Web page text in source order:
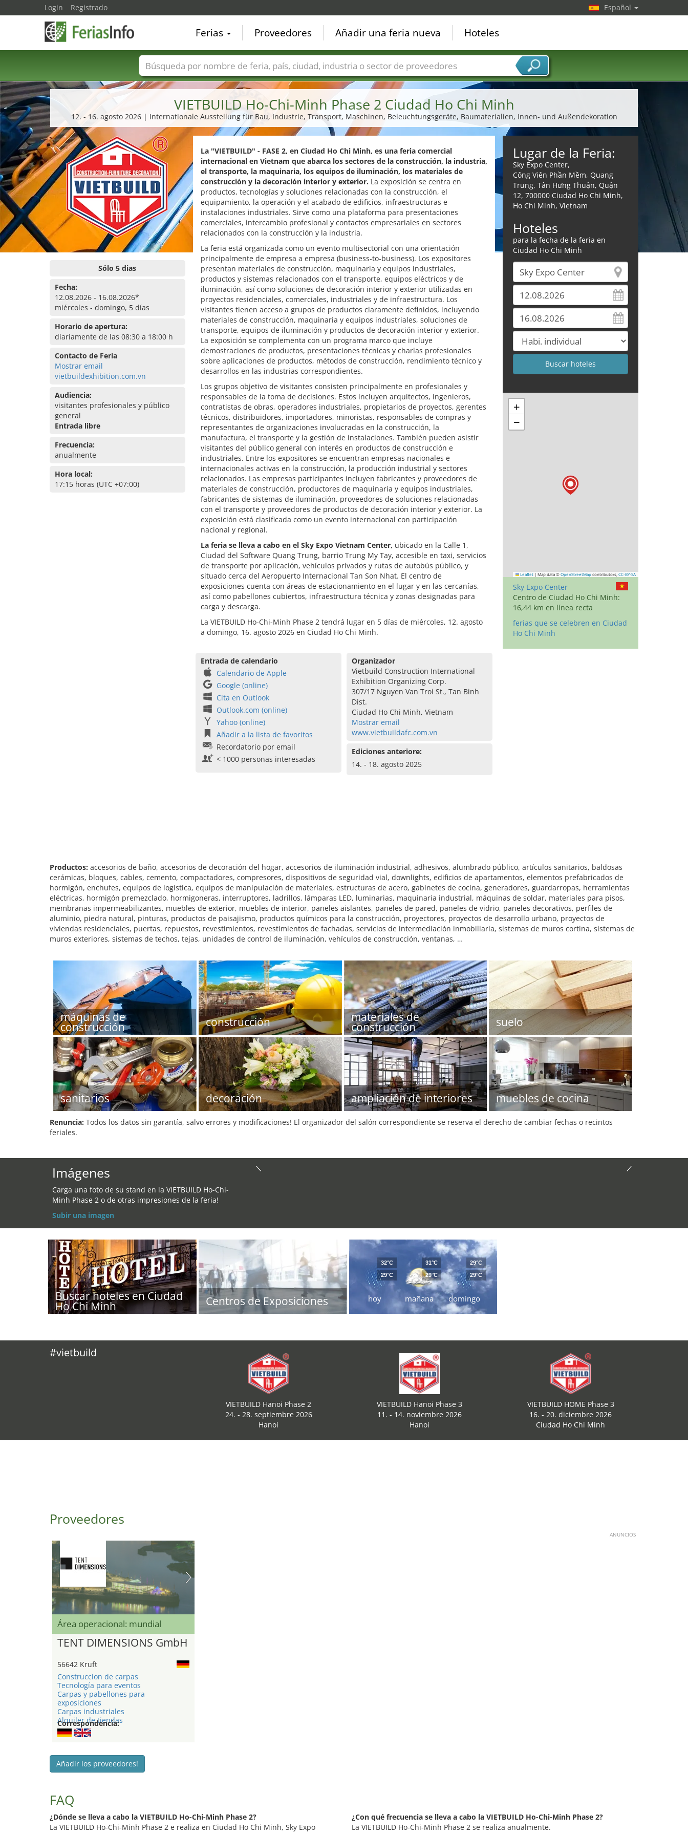
VIETBUILD Ho-Chi-Minh Phase 2 Ciudad Ho Chi Minh
12. - 16. agosto 2026 | Internationale Ausstellung für Bau, Industrie, Transport, Maschinen, Beleuchtungsgeräte, Baumaterialien, Innen- und Außendekoration
Sólo 5 dias
Fecha:
12.08.2026 - 16.08.2026*
miércoles - domingo, 5 días
Horario de apertura:
diariamente de las 08:30 a 18:00 h
Contacto de Feria
Mostrar email
vietbuildexhibition.com.vn
Audiencia:
visitantes profesionales y público
general
Entrada libre
Frecuencia:
anualmente
Hora local:
17:15 horas (UTC +07:00)
La "VIETBUILD" - FASE 2, en Ciudad Ho Chi Minh, es una feria comercial
internacional en Vietnam que abarca los sectores de la construcción, la industria,
el transporte, la maquinaria, los equipos de iluminación, los materiales de
construcción y la decoración interior y exterior. La exposición se centra en
productos, tecnologías y soluciones relacionadas con la construcción, el
equipamiento, la operación y el acabado de edificios, infraestructuras e
instalaciones industriales. Sirve como una plataforma para presentaciones
comerciales, intercambio profesional y contactos empresariales en sectores
relacionados con la construcción y la industria.
La feria está organizada como un evento multisectorial con una orientación
principalmente de empresa a empresa (business-to-business). Los expositores
presentan materiales de construcción, maquinaria y equipos industriales,
productos y sistemas relacionados con el transporte, equipos eléctricos y de
iluminación, así como soluciones de decoración interior y exterior utilizadas en
proyectos residenciales, comerciales, industriales y de infraestructura. Los
visitantes tienen acceso a grupos de productos claramente definidos, incluyendo
materiales de construcción, maquinaria y equipos industriales, soluciones de
transporte, equipos de iluminación y productos de decoración interior y exterior.
La exposición se complementa con un programa marco que incluye
demostraciones de productos, presentaciones técnicas y charlas profesionales
sobre aplicaciones de productos, métodos de construcción, rendimiento técnico y
desarrollos en las industrias correspondientes.
Los grupos objetivo de visitantes consisten principalmente en profesionales y
responsables de la toma de decisiones. Estos incluyen arquitectos, ingenieros,
contratistas de obras, operadores industriales, propietarios de proyectos, gerentes
técnicos, distribuidores, importadores, minoristas, responsables de compras y
representantes de organizaciones involucradas en la construcción, la
manufactura, el transporte y la gestión de instalaciones. También pueden asistir
visitantes del público general con interés en productos de construcción e
industriales. Entre los expositores se encuentran empresas nacionales e
internacionales activas en la construcción, la producción industrial y sectores
relacionados. Las empresas participantes incluyen fabricantes y proveedores de
materiales de construcción, productores de maquinaria y equipos industriales,
fabricantes de sistemas de iluminación, proveedores de soluciones relacionadas
con el transporte y proveedores de productos de decoración interior y exterior. La
exposición está clasificada como un evento internacional con participación
nacional y regional.
La feria se lleva a cabo en el Sky Expo Vietnam Center, ubicado en la Calle 1,
Ciudad del Software Quang Trung, barrio Trung My Tay, accesible en taxi, servicios
de transporte por aplicación, vehículos privados y rutas de autobús público, y
situado cerca del Aeropuerto Internacional Tan Son Nhat. El centro de
exposiciones cuenta con áreas de estacionamiento en el lugar y en las cercanías,
así como pabellones cubiertos, infraestructura técnica y zonas designadas para
carga y descarga.
La VIETBUILD Ho-Chi-Minh Phase 2 tendrá lugar en 5 días de miércoles, 12. agosto
a domingo, 16. agosto 2026 en Ciudad Ho Chi Minh.
Entrada de calendario
Calendario de Apple
Google (online)
Cita en Outlook
Outlook.com (online)
Yahoo (online)
Añadir a la lista de favoritos
Recordatorio por email
< 1000 personas interesadas
Organizador
Vietbuild Construction International
Exhibition Organizing Corp.
307/17 Nguyen Van Troi St., Tan Binh
Dist.
Ciudad Ho Chi Minh, Vietnam
Mostrar email
www.vietbuildafc.com.vn
Ediciones anteriore:
14. - 18. agosto 2025
Lugar de la Feria:
Sky Expo Center,
Công Viên Phần Mềm, Quang
Trung, Tân Hưng Thuận, Quận
12, 700000 Ciudad Ho Chi Minh,
Ho Chi Minh, Vietnam
Hoteles
para la fecha de la feria en
Ciudad Ho Chi Minh
+
−
Leaflet | Map data © OpenStreetMap contributors, CC-BY-SA
Sky Expo Center
Centro de Ciudad Ho Chi Minh:
16,44 km en línea recta
ferias que se celebren en Ciudad
Ho Chi Minh
Productos: accesorios de baño, accesorios de decoración del hogar, accesorios de iluminación industrial, adhesivos, alumbrado público, artículos sanitarios, baldosas
cerámicas, bloques, cables, cemento, compactadores, compresores, dispositivos de seguridad vial, downlights, edificios de apartamentos, elementos prefabricados de
hormigón, enchufes, equipos de logística, equipos de manipulación de materiales, estructuras de acero, gabinetes de cocina, generadores, guardarropas, herramientas
eléctricas, hormigón premezclado, hormigoneras, interruptores, ladrillos, lámparas LED, luminarias, maquinaria industrial, máquinas de soldar, materiales para pisos,
membranas impermeabilizantes, muebles de exterior, muebles de interior, paneles aislantes, paneles de pared, paneles de vidrio, paneles decorativos, perfiles de
aluminio, piedra natural, pinturas, productos de paisajismo, productos químicos para la construcción, proyectores, proyectos de desarrollo urbano, proyectos de
viviendas residenciales, puertas, repuestos, revestimientos, revestimientos de fachadas, servicios de intermediación inmobiliaria, sistemas de muros cortina, sistemas de
muros exteriores, sistemas de techos, tejas, unidades de control de iluminación, vehículos de construcción, ventanas, …
máquinas de
construcción construcción materiales de
construcción suelo
sanitarios decoración ampliación de interiores muebles de cocina
Renuncia: Todos los datos sin garantía, salvo errores y modificaciones! El organizador del salón correspondiente se reserva el derecho de cambiar fechas o recintos
feriales.
Imágenes
Carga una foto de su stand en la VIETBUILD Ho-Chi-
Minh Phase 2 o de otras impresiones de la feria!
Subir una imagen
Buscar hoteles en Ciudad
Ho Chi Minh Centros de Exposiciones hoy
32°C
29°C
mañana
31°C
29°C
domingo
29°C
29°C
#vietbuild
VIETBUILD Hanoi Phase 2
24. - 28. septiembre 2026
Hanoi
VIETBUILD Hanoi Phase 3
11. - 14. noviembre 2026
Hanoi
VIETBUILD HOME Phase 3
16. - 20. diciembre 2026
Ciudad Ho Chi Minh
Proveedores
ANUNCIOS
Área operacional: mundial
TENT DIMENSIONS GmbH
56642 Kruft
Construccion de carpas
Tecnología para eventos
Carpas y pabellones para
exposiciones
Carpas industriales
Alquiler de tiendas
Correspondencia:
Añadir los proveedores!
FAQ
¿Dónde se lleva a cabo la VIETBUILD Ho-Chi-Minh Phase 2?
La VIETBUILD Ho-Chi-Minh Phase 2 e realiza en Ciudad Ho Chi Minh, Sky Expo
¿Con qué frecuencia se lleva a cabo la VIETBUILD Ho-Chi-Minh Phase 2?
La VIETBUILD Ho-Chi-Minh Phase 2 se realiza anualmente.
Login Registrado Español
Ferias Proveedores Añadir una feria nueva Hoteles
Nombres de ferias Países Ciudades Sectores de ferias Sectores de proveedor de servicios